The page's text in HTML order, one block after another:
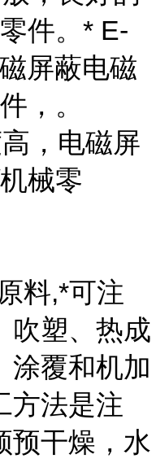
件。* E-
屏蔽电磁
，。
，电磁屏
械零
,*可注
吹塑、热成
涂覆和机加
方法是注
预干燥，水